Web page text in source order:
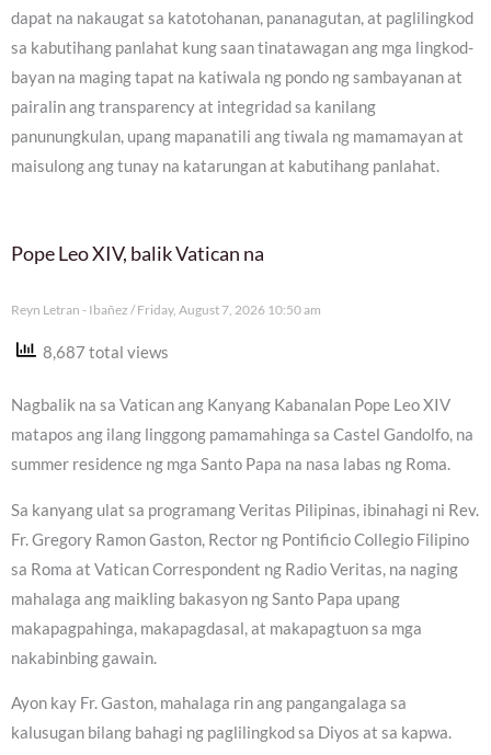
dapat na nakaugat sa katotohanan, pananagutan, at paglilingkod
sa kabutihang panlahat kung saan tinatawagan ang mga lingkod-
bayan na maging tapat na katiwala ng pondo ng sambayanan at
pairalin ang transparency at integridad sa kanilang
panunungkulan, upang mapanatili ang tiwala ng mamamayan at
maisulong ang tunay na katarungan at kabutihang panlahat.
Pope Leo XIV, balik Vatican na
Reyn Letran - Ibañez Friday, August 7, 2026 10:50 am
8,687 total views
Nagbalik na sa Vatican ang Kanyang Kabanalan Pope Leo XIV
matapos ang ilang linggong pamamahinga sa Castel Gandolfo, na
summer residence ng mga Santo Papa na nasa labas ng Roma.
Sa kanyang ulat sa programang Veritas Pilipinas, ibinahagi ni Rev.
Fr. Gregory Ramon Gaston, Rector ng Pontificio Collegio Filipino
sa Roma at Vatican Correspondent ng Radio Veritas, na naging
mahalaga ang maikling bakasyon ng Santo Papa upang
makapagpahinga, makapagdasal, at makapagtuon sa mga
nakabinbing gawain.
Ayon kay Fr. Gaston, mahalaga rin ang pangangalaga sa
kalusugan bilang bahagi ng paglilingkod sa Diyos at sa kapwa.